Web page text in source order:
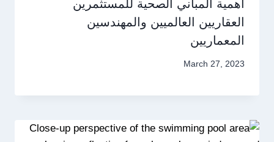
أهمية المباني الصحية للمستثمرين
العقاريين العالميين والمهندسين
المعماريين
March 27, 2023